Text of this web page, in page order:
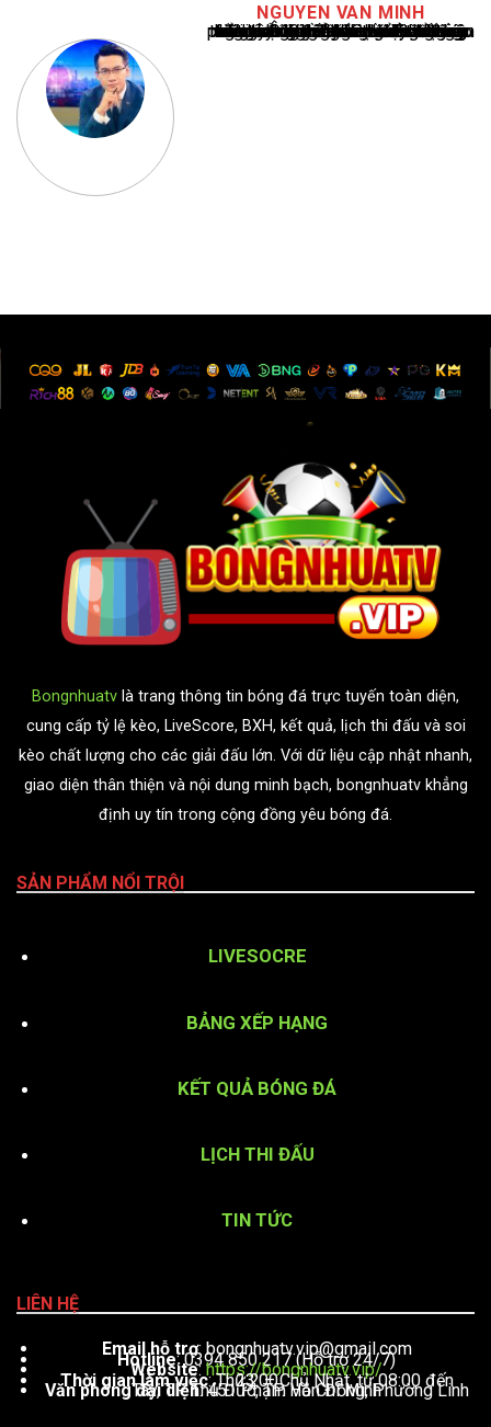
NGUYEN VAN MINH
Nguyễn Văn Minh là một trong những chuyên gia hàng đầu về báo cáo tin tức thể thao tại Việt Nam, với hơn 10 năm hoạt động trong ngành. Ông có kiến thức sâu rộng và kinh nghiệm đáng kể trong việc phân tích và báo cáo về các sự kiện thể thao hàng đầu. Sự hiểu biết sâu sắc của ông về ngành này đã giúp ông xây dựng uy tín và danh tiếng trong cộng đồng báo chí thể thao.
Bongnhuatv là trang thông tin bóng đá trực tuyến toàn diện,
cung cấp tỷ lệ kèo, LiveScore, BXH, kết quả, lịch thi đấu và soi
kèo chất lượng cho các giải đấu lớn. Với dữ liệu cập nhật nhanh,
giao diện thân thiện và nội dung minh bạch, bongnhuatv khẳng
định uy tín trong cộng đồng yêu bóng đá.
SẢN PHẨM NỔI TRỘI
LIVESOCRE
BẢNG XẾP HẠNG
KẾT QUẢ BÓNG ĐÁ
LỊCH THI ĐẤU
TIN TỨC
LIÊN HỆ
Email hỗ trợ:bongnhuatv.vip@gmail.com
Hotline: 0394 850 217 (Hỗ trợ 24/7)
Website:https://bongnhuatv.vip/
Thời gian làm việc : Thứ 2 – Chủ Nhật, từ 08:00 đến 23:00
Văn phòng đại diện: 451 Phạm Văn Đồng, Phường Linh Tây, TP. Thủ Đức, TP. Hồ Chí Minh